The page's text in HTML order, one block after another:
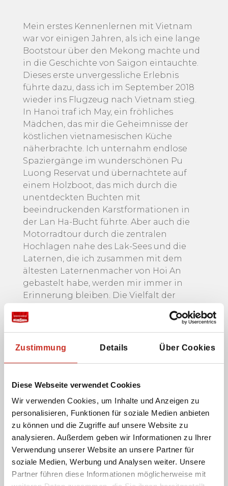
Zustimmung Details Über Cookies
Diese Webseite verwendet Cookies
Wir verwenden Cookies, um Inhalte und Anzeigen zu
personalisieren, Funktionen für soziale Medien anbieten
zu können und die Zugriffe auf unsere Website zu
analysieren. Außerdem geben wir Informationen zu Ihrer
Verwendung unserer Website an unsere Partner für
soziale Medien, Werbung und Analysen weiter. Unsere
Partner führen diese Informationen möglicherweise mit
Mein erstes Kennenlernen mit Vietnam
war vor einigen Jahren, als ich eine lange
Bootstour über den Mekong machte und
in die Geschichte von Saigon eintauchte.
Dieses erste unvergessliche Erlebnis
führte dazu, dass ich im September 2018
wieder ins Flugzeug nach Vietnam stieg.
In Hanoi traf ich May, ein fröhliches
Mädchen, das mir die Geheimnisse der
köstlichen vietnamesischen Küche
näherbrachte. Ich unternahm endlose
Spaziergänge im wunderschönen Pu
Luong Reservat und übernachtete auf
einem Holzboot, das mich durch die
unentdeckten Buchten mit
beeindruckenden Karstformationen in
der Lan Ha-Bucht führte. Aber auch die
Motorradtour durch die zentralen
Hochlagen nahe des Lak-Sees und die
Laternen, die ich zusammen mit dem
ältesten Laternenmacher von Hoi An
gebastelt habe, werden mir immer in
Erinnerung bleiben. Die Vielfalt der
besondere Kultur, die vielen traditionellen
und farbenfroh gekleideten Völker sowie
die beste Küche in Südostasien machen
Sarah - Reisespezialistin Vietnam